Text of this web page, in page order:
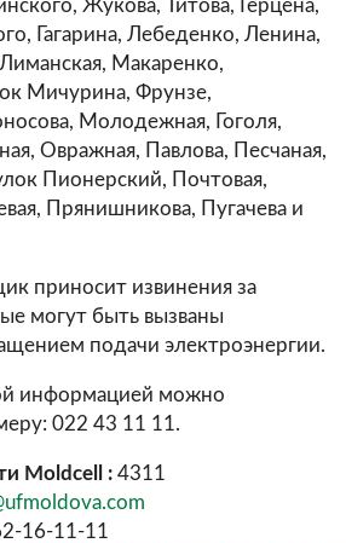
Жукова, Титова, Герцена,
Гагарина, Лебеденко, Ленина,
Макаренко,
Мичурина, Фрунзе,
Молодежная, Гоголя,
Овражная, Павлова, Песчаная,
Пионерский, Почтовая,
Прянишникова, Пугачева и
приносит извинения за
могут быть вызваны
подачи электроэнергии.
информацией можно
022 43 11 11.
Moldcell : 4311
16-11-11